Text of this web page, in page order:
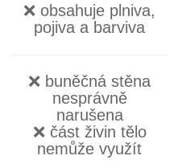
❌ obsahuje plniva,
pojiva a barviva
❌ buněčná stěna
nesprávně
narušena
❌ část živin tělo
nemůže využít